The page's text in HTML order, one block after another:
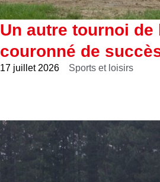
Un autre tournoi de
couronné de
17 juillet 2026 Sports et loisirs